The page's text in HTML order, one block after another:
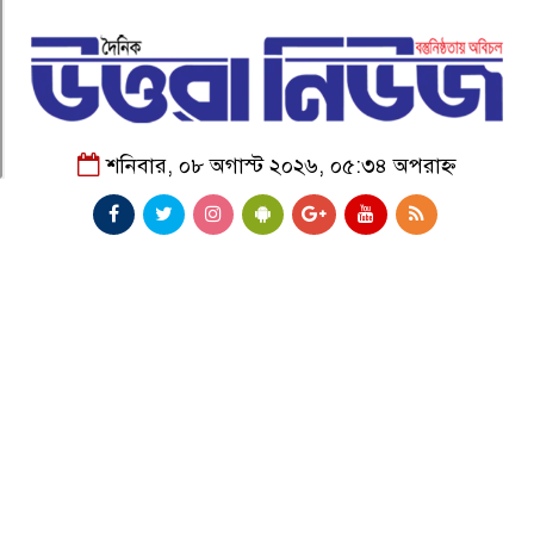
শনিবার, ০৮ অগাস্ট ২০২৬, ০৫:৩৪ অপরাহ্ন